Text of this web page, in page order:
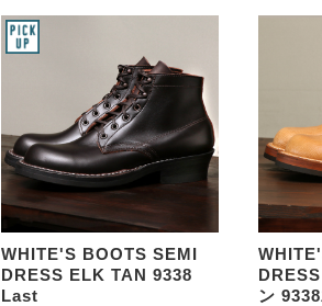
WHITE'S BOOTS SEMI
DRESS ELK TAN 9338
Last
ン